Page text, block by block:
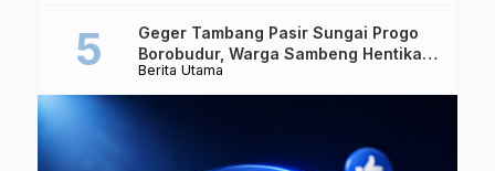
Berita Utama
Geger Tambang Pasir Sungai Progo
Borobudur, Warga Sambeng Hentikan
Alat Berat dan Usir Truk